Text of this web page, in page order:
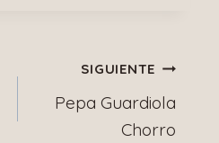
SIGUIENTE
Pepa Guardiola
Chorro